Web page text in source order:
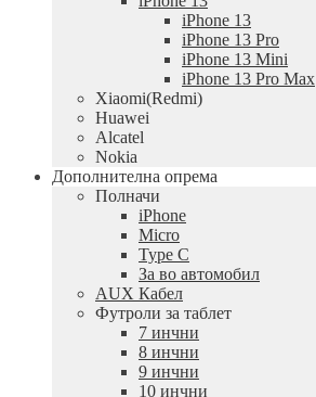
iPhone 13
iPhone 13 Pro
iPhone 13 Mini
iPhone 13 Pro Max
Xiaomi(Redmi)
Huawei
Alcatel
Nokia
Дополнителна опрема
Полначи
iPhone
Micro
Type C
За во автомобил
AUX Кабел
Футроли за таблет
7 инчни
8 инчни
9 инчни
10 инчни